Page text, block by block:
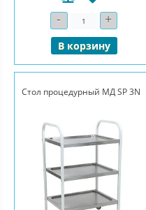
- Количество+
В корзину
Стол процедурный МД SP 3N